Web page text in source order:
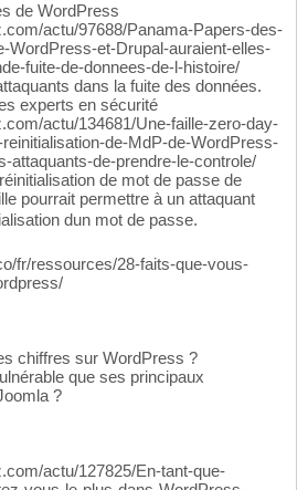
de WordPress
actu/97688/Panama-Papers-des-
WordPress-et-Drupal-auraient-elles-
fuite-de-donnees-de-l-histoire/
dans la fuite des données.
experts en sécurité
actu/134681/Une-faille-zero-day-
de-MdP-de-WordPress-
attaquants-de-prendre-le-controle/
de mot de passe de
pourrait permettre à un attaquant
dun mot de passe.
fr/ressources/28-faits-que-vous-
chiffres sur WordPress ?
que ses principaux
?
actu/127825/En-tant-que-